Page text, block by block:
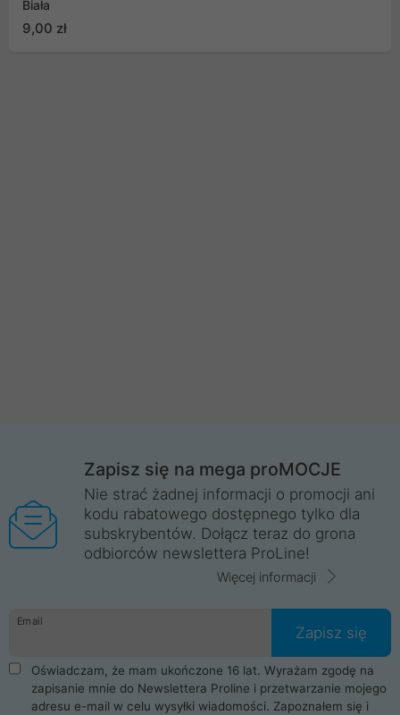
Biała
9,00 zł
Zapisz się na mega proMOCJE
Nie strać żadnej informacji o promocji ani
kodu rabatowego dostępnego tylko dla
subskrybentów. Dołącz teraz do grona
odbiorców newslettera ProLine!
Więcej informacji
Email
Zapisz się
Oświadczam, że mam ukończone 16 lat. Wyrażam zgodę na
zapisanie mnie do Newslettera Proline i przetwarzanie mojego
adresu e-mail w celu wysyłki wiadomości. Zapoznałem się i